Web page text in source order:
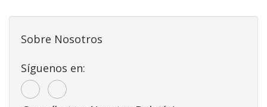
Sobre Nosotros
Síguenos en: